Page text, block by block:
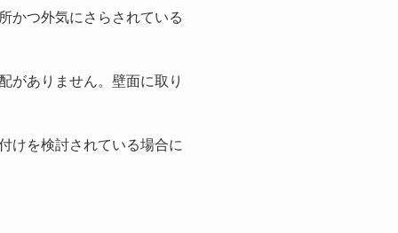
かつ外気にさらされている
がありません。壁面に取り
けを検討されている場合に